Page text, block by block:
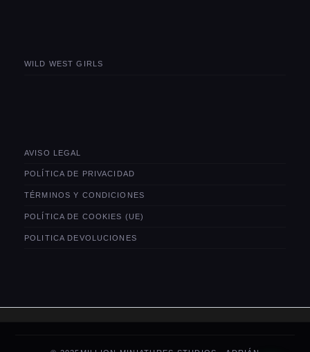
WILD WEST GIRLS
AVISO LEGAL
POLÍTICA DE PRIVACIDAD
TÉRMINOS Y CONDICIONES
POLÍTICA DE COOKIES (UE)
POLITICA DEVOLUCIONES